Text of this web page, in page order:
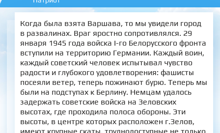
Когда была взята Варшава, то мы увидели город
в развалинах. Враг яростно сопротивлялся. 29
января 1945 года войска І-го Белорусского фронта
вступили на территорию Германии. Каждый воин,
каждый советский человек испытывал чувство
радости и глубокого удовлетворения: фашисты
посеяли ветер, теперь пожинают бурю. Теперь мы
были на подступах к Берлину. Немцам удалось
задержать советские войска на Зеловских
высотах, где проходила полоса обороны. Эти
высоты, в центре которых расположен г.Зелов,